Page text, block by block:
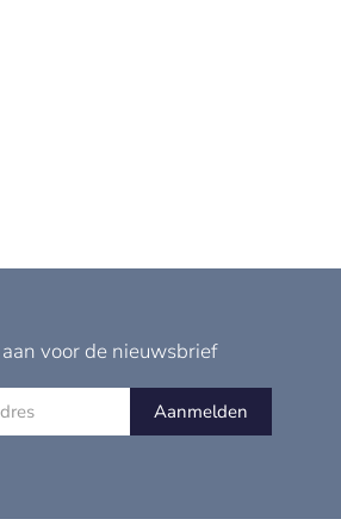
voor de nieuwsbrief
Aanmelden